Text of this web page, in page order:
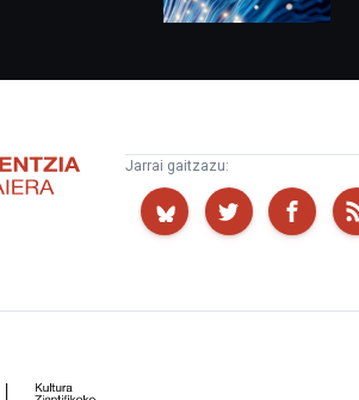
Jarrai gaitzazu: